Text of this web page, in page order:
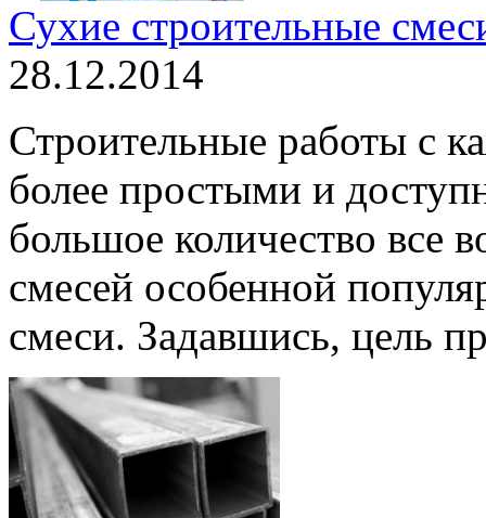
Сухие строительные
28.12.2014
Строительные работы с
более простыми и
большое количество все
смесей особенной
смеси. Задавшись, цель